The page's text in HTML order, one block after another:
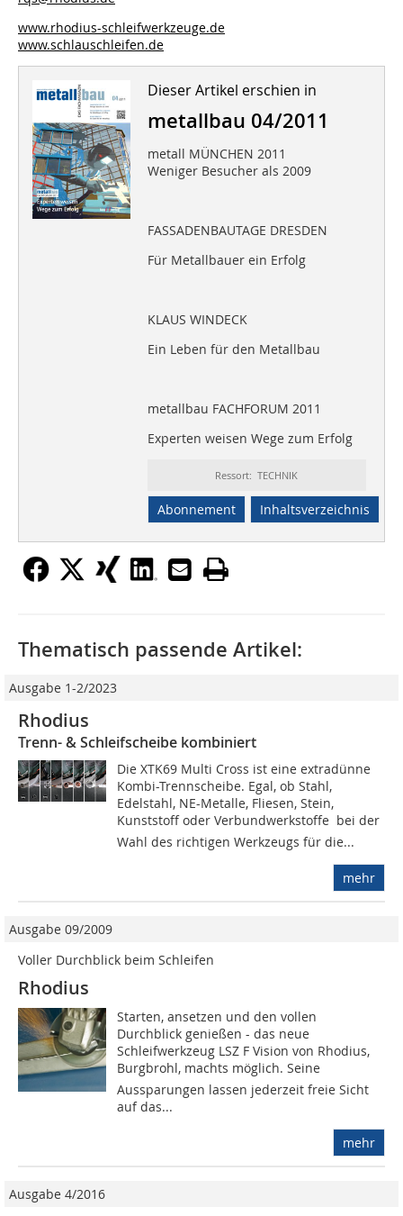
www.rhodius-schleifwerkzeuge.de
www.schlauschleifen.de
Dieser Artikel erschien in
metallbau 04/2011
metall MÜNCHEN 2011
Weniger Besucher als 2009
FASSADENBAUTAGE DRESDEN
Für Metallbauer ein Erfolg
KLAUS WINDECK
Ein Leben für den Metallbau
metallbau FACHFORUM 2011
Experten weisen Wege zum Erfolg
Ressort: TECHNIK
Abonnement Inhaltsverzeichnis
Thematisch passende Artikel:
Ausgabe 1-2/2023
Rhodius
Trenn- & Schleifscheibe kombiniert
Die XTK69 Multi Cross ist eine extradünne
Kombi-Trennscheibe. Egal, ob Stahl,
Edelstahl, NE-Metalle, Fliesen, Stein,
Kunststoff oder Verbundwerkstoffe  bei der
Wahl des richtigen Werkzeugs für die...
mehr
Ausgabe 09/2009
Voller Durchblick beim Schleifen
Rhodius
Starten, ansetzen und den vollen
Durchblick genießen - das neue
Schleifwerkzeug LSZ F Vision von Rhodius,
Burgbrohl, machts möglich. Seine
Aussparungen lassen jederzeit freie Sicht
auf das...
mehr
Ausgabe 4/2016